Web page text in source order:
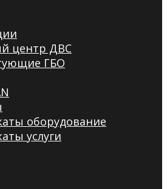
центр ДВС
ГБО
оборудование
услуги